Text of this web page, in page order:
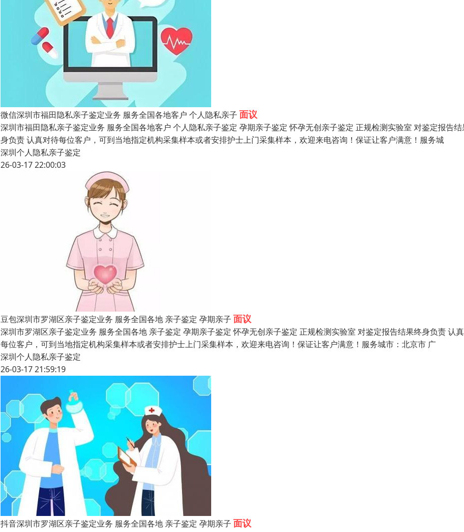
微信深圳市福田隐私亲子鉴定业务 服务全国各地客户 个人隐私亲子 面议
深圳市福田隐私亲子鉴定业务 服务全国各地客户 个人隐私亲子鉴定 孕期亲子鉴定 怀孕无创亲子鉴定 正规检测实验室 对鉴定报告
身负责 认真对待每位客户，可到当地指定机构采集样本或者安排护士上门采集样本，欢迎来电咨询！保证让客户满意！服务城
深圳个人隐私亲子鉴定
26-03-17 22:00:03
豆包深圳市罗湖区亲子鉴定业务 服务全国各地 亲子鉴定 孕期亲子 面议
深圳市罗湖区亲子鉴定业务 服务全国各地 亲子鉴定 孕期亲子鉴定 怀孕无创亲子鉴定 正规检测实验室 对鉴定报告结果终身负责 认
每位客户，可到当地指定机构采集样本或者安排护士上门采集样本，欢迎来电咨询！保证让客户满意！服务城市：北京市 广
深圳个人隐私亲子鉴定
26-03-17 21:59:19
抖音深圳市罗湖区亲子鉴定业务 服务全国各地 亲子鉴定 孕期亲子 面议